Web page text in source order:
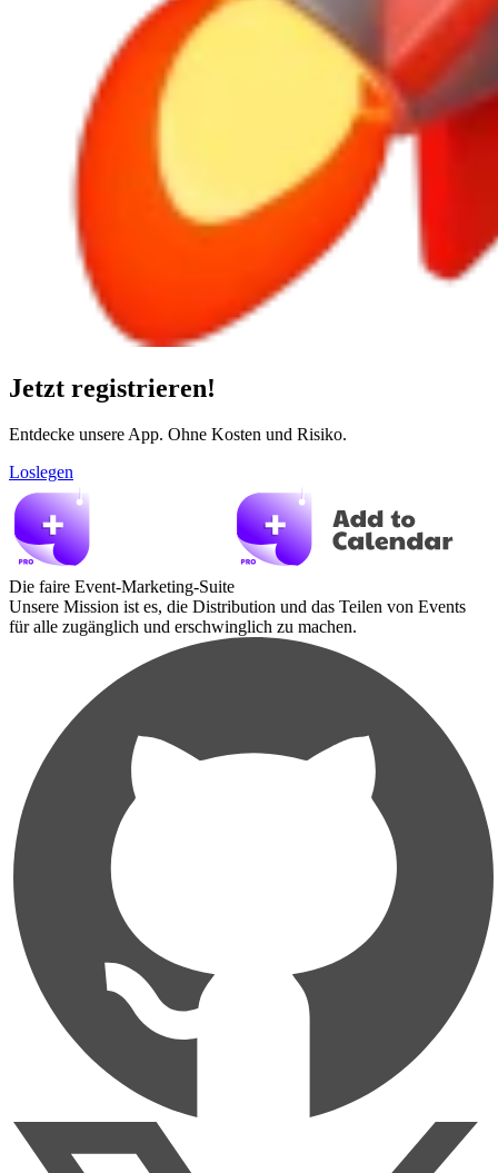
Jetzt registrieren!
Entdecke unsere App. Ohne Kosten und Risiko.
Loslegen
Die faire Event-Marketing-Suite
Unsere Mission ist es, die Distribution und das Teilen von Events
für alle zugänglich und erschwinglich zu machen.